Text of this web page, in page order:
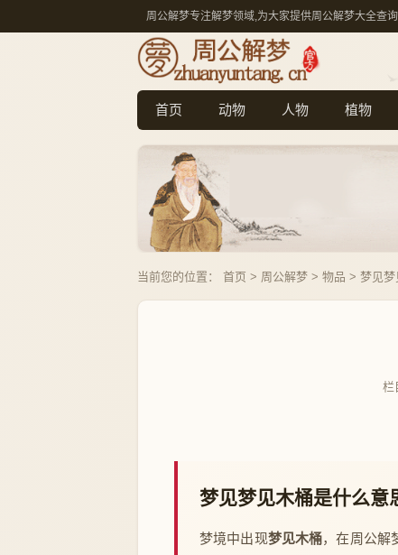
周公解梦专注解梦领域,为大家提供周公解梦大全查
首页 动物 人物 植物
当前您的位置： 首页 > 周公解梦 > 物品 > 梦见梦
栏
梦见梦见木桶是什么意
梦境中出现梦见木桶，在周公解